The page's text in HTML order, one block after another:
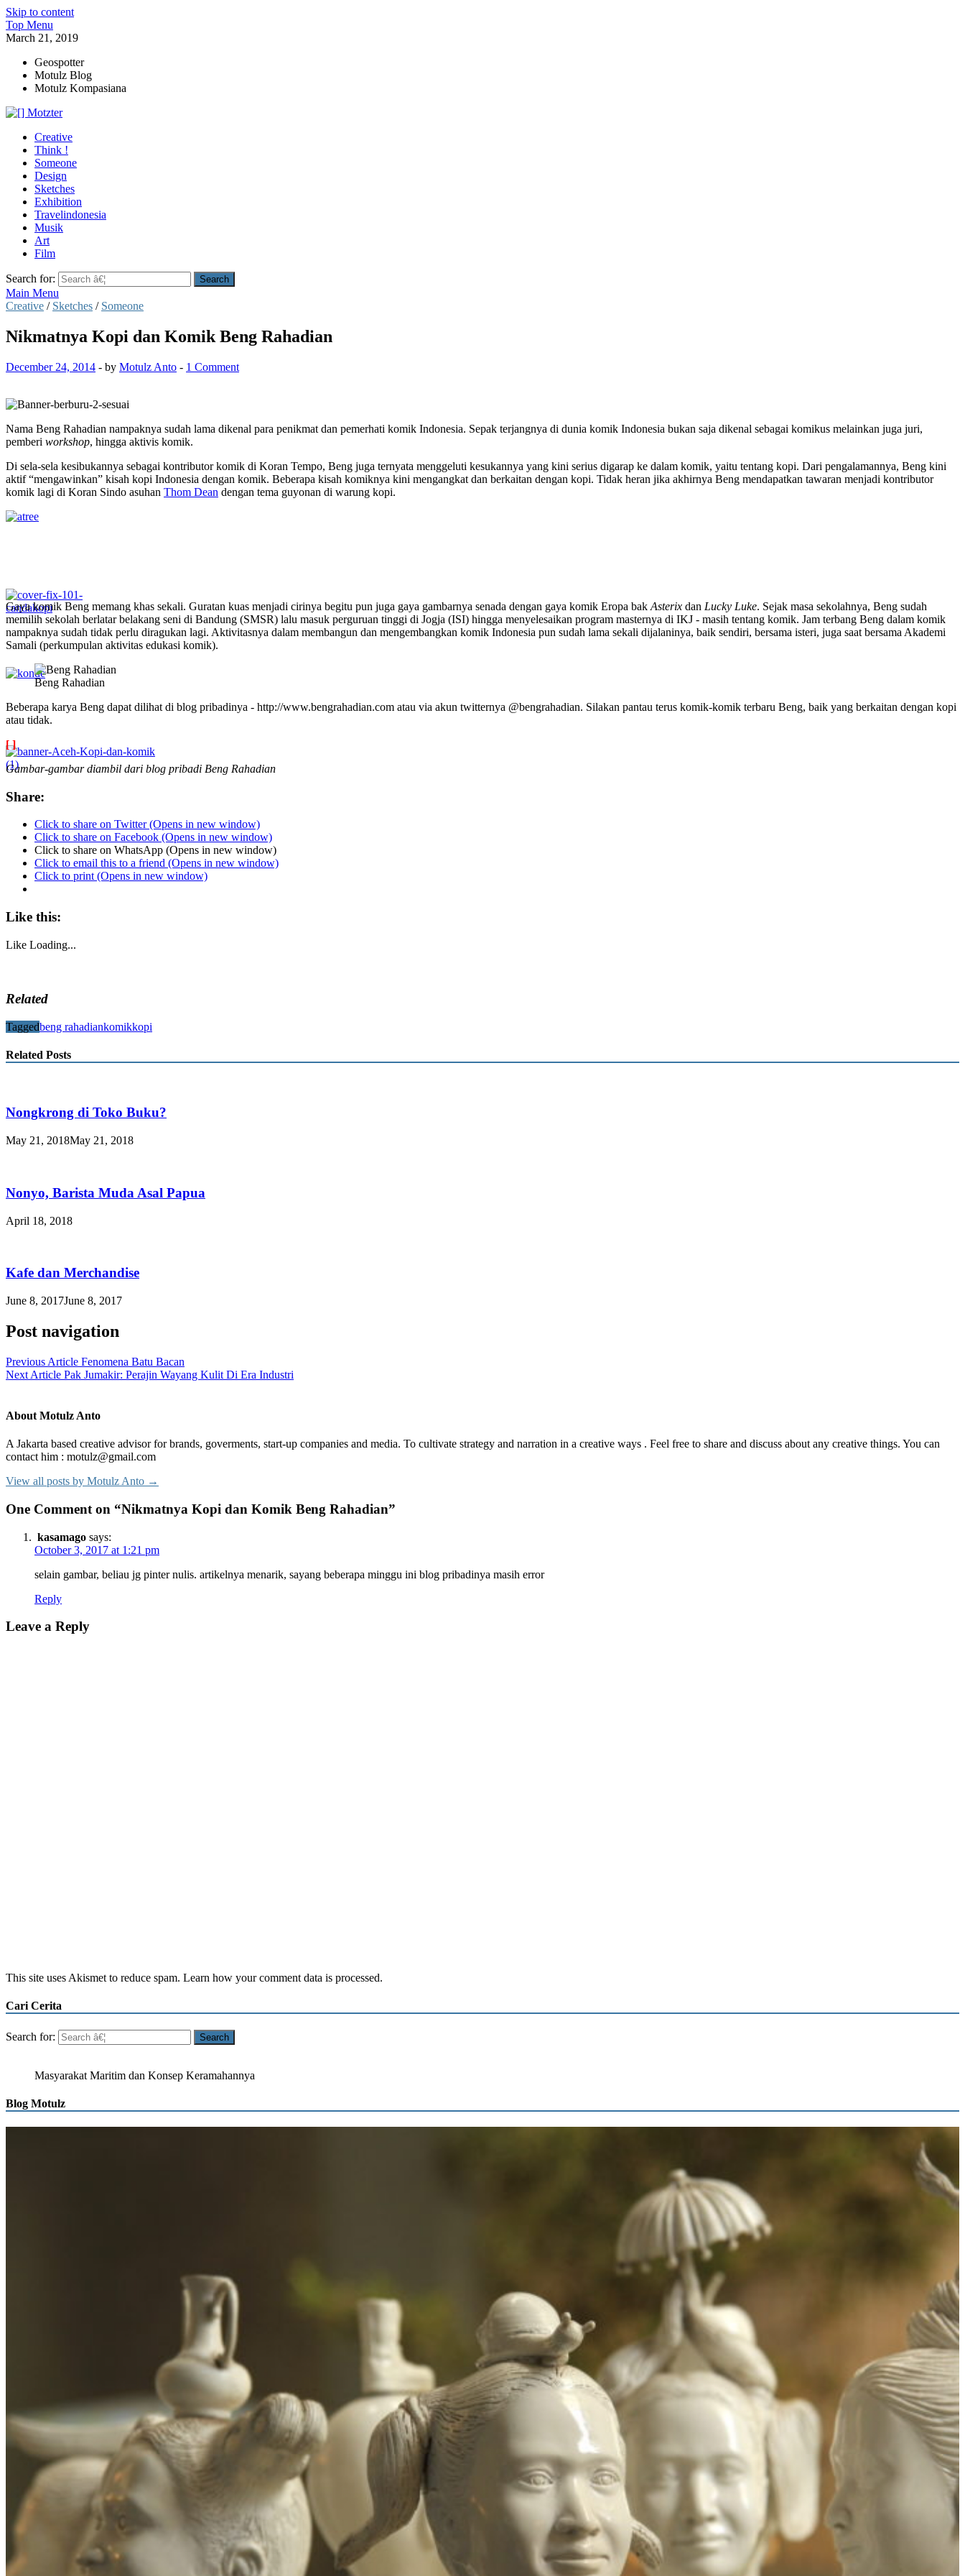
Skip to content
Top Menu
March 21, 2019
Geospotter
Motulz Blog
Motulz Kompasiana
[] Motzter
Cerita Ide Kreatif
Creative
Think !
Someone
Design
Sketches
Exhibition
Travelindonesia
Musik
Art
Film
Search for:
Main Menu
Creative / Sketches / Someone
Nikmatnya Kopi dan Komik Beng Rahadian
December 24, 2014 - by Motulz Anto - 1 Comment
Nama Beng Rahadian nampaknya sudah lama dikenal para penikmat dan pemerhati komik Indonesia. Sepak terjangnya di dunia komik Indonesia bukan saja dikenal sebagai komikus melainkan juga juri,
pemberi workshop, hingga aktivis komik.
Di sela-sela kesibukannya sebagai kontributor komik di Koran Tempo, Beng juga ternyata menggeluti kesukannya yang kini serius digarap ke dalam komik, yaitu tentang kopi. Dari pengalamannya, Beng kini
aktif “mengawinkan” kisah kopi Indonesia dengan komik. Beberapa kisah komiknya kini mengangkat dan berkaitan dengan kopi. Tidak heran jika akhirnya Beng mendapatkan tawaran menjadi kontributor
komik lagi di Koran Sindo asuhan Thom Dean dengan tema guyonan di warung kopi.
Gaya komik Beng memang khas sekali. Guratan kuas menjadi cirinya begitu pun juga gaya gambarnya senada dengan gaya komik Eropa bak Asterix dan Lucky Luke. Sejak masa sekolahnya, Beng sudah
memilih sekolah berlatar belakang seni di Bandung (SMSR) lalu masuk perguruan tinggi di Jogja (ISI) hingga menyelesaikan program masternya di IKJ - masih tentang komik. Jam terbang Beng dalam komik
nampaknya sudah tidak perlu diragukan lagi. Aktivitasnya dalam membangun dan mengembangkan komik Indonesia pun sudah lama sekali dijalaninya, baik sendiri, bersama isteri, juga saat bersama Akademi
Samali (perkumpulan aktivitas edukasi komik).
Beng Rahadian
Beberapa karya Beng dapat dilihat di blog pribadinya - http://www.bengrahadian.com atau via akun twitternya @bengrahadian. Silakan pantau terus komik-komik terbaru Beng, baik yang berkaitan dengan kopi
atau tidak.
[ ]
Gambar-gambar diambil dari blog pribadi Beng Rahadian
Share:
Click to share on Twitter (Opens in new window)
Click to share on Facebook (Opens in new window)
Click to share on WhatsApp (Opens in new window)
Click to email this to a friend (Opens in new window)
Click to print (Opens in new window)
Like this:
Like Loading...
Related
Taggedbeng rahadiankomikkopi
Related Posts
Nongkrong di Toko Buku?
May 21, 2018May 21, 2018
Nonyo, Barista Muda Asal Papua
April 18, 2018
Kafe dan Merchandise
June 8, 2017June 8, 2017
Post navigation
Previous Article Fenomena Batu Bacan
Next Article Pak Jumakir: Perajin Wayang Kulit Di Era Industri
About Motulz Anto
A Jakarta based creative advisor for brands, goverments, start-up companies and media. To cultivate strategy and narration in a creative ways . Feel free to share and discuss about any creative things. You can
contact him : motulz@gmail.com
View all posts by Motulz Anto →
One Comment on “Nikmatnya Kopi dan Komik Beng Rahadian”
kasamago says:
October 3, 2017 at 1:21 pm
selain gambar, beliau jg pinter nulis. artikelnya menarik, sayang beberapa minggu ini blog pribadinya masih error
Reply
Leave a Reply
This site uses Akismet to reduce spam. Learn how your comment data is processed.
Cari Cerita
Search for:
Masyarakat Maritim dan Konsep Keramahannya
Blog Motulz